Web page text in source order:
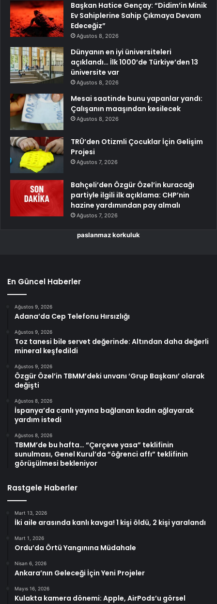
Başkan Hatice Gençay: “Didim’in Minik
Ev Sahiplerine Sahip Çıkmaya Devam
Edeceğiz”
Ağustos 8, 2026
Dünyanın en iyi üniversiteleri
açıklandı… İlk 1000’de Türkiye’den 13
üniversite var
Ağustos 8, 2026
Mesai saatinde bunu yapanlar yandı:
Çalışanın maaşından kesilecek
Ağustos 8, 2026
TRÜ’den Otizmli Çocuklar İçin Gelişim
Projesi
Ağustos 7, 2026
Bahçeli’den Özgür Özel’in kuracağı
partiyle ilgili ilk açıklama: CHP’nin
hazine yardımından pay almalı
Ağustos 7, 2026
paslanmaz korkuluk
En Güncel Haberler
Ağustos 9, 2026
Adana’da Cep Telefonu Hırsızlığı
Ağustos 9, 2026
Toz tanesi bile servet değerinde: Altından daha değerli
mineral keşfedildi
Ağustos 9, 2026
Özgür Özel’in TBMM’deki unvanı ‘Grup Başkanı’ olarak
değişti
Ağustos 8, 2026
İspanya’da canlı yayına bağlanan kadın ağlayarak
yardım istedi
Ağustos 8, 2026
TBMM’de bu hafta… “Çerçeve yasa” teklifinin
sunulması, Genel Kurul’da “öğrenci affı” teklifinin
görüşülmesi bekleniyor
Rastgele Haberler
Mart 13, 2026
İki aile arasında kanlı kavga! 1 kişi öldü, 2 kişi yaralandı
Mart 1, 2026
Ordu’da Örtü Yangınına Müdahale
Nisan 6, 2026
Ankara’nın Geleceği İçin Yeni Projeler
Mayıs 16, 2026
Kulakta kamera dönemi: Apple, AirPods’u görsel